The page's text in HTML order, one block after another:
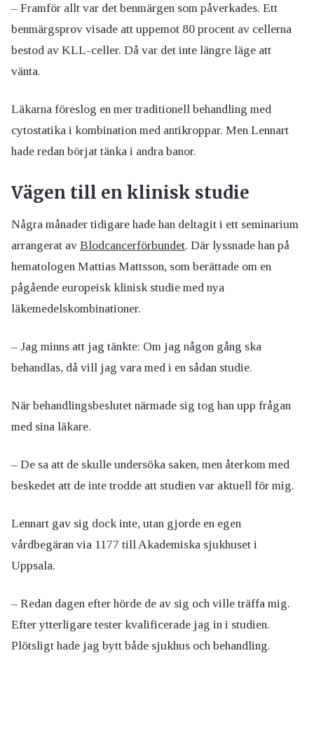
– Framför allt var det benmärgen som påverkades. Ett
benmärgsprov visade att uppemot 80 procent av cellerna
bestod av KLL-celler. Då var det inte längre läge att
vänta.
Läkarna föreslog en mer traditionell behandling med
cytostatika i kombination med antikroppar. Men Lennart
hade redan börjat tänka i andra banor.
Vägen till en klinisk studie
Några månader tidigare hade han deltagit i ett seminarium
arrangerat av Blodcancerförbundet. Där lyssnade han på
hematologen Mattias Mattsson, som berättade om en
pågående europeisk klinisk studie med nya
läkemedelskombinationer.
– Jag minns att jag tänkte: Om jag någon gång ska
behandlas, då vill jag vara med i en sådan studie.
När behandlingsbeslutet närmade sig tog han upp frågan
med sina läkare.
– De sa att de skulle undersöka saken, men återkom med
beskedet att de inte trodde att studien var aktuell för mig.
Lennart gav sig dock inte, utan gjorde en egen
vårdbegäran via 1177 till Akademiska sjukhuset i
Uppsala.
– Redan dagen efter hörde de av sig och ville träffa mig.
Efter ytterligare tester kvalificerade jag in i studien.
Plötsligt hade jag bytt både sjukhus och behandling.